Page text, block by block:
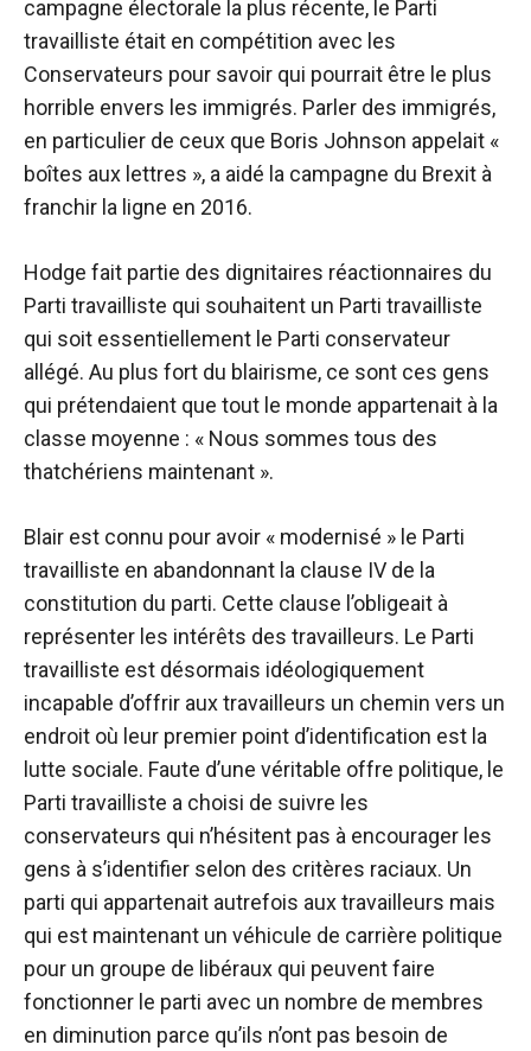
campagne électorale la plus récente, le Parti
travailliste était en compétition avec les
Conservateurs pour savoir qui pourrait être le plus
horrible envers les immigrés. Parler des immigrés,
en particulier de ceux que Boris Johnson appelait «
boîtes aux lettres », a aidé la campagne du Brexit à
franchir la ligne en 2016.
Hodge fait partie des dignitaires réactionnaires du
Parti travailliste qui souhaitent un Parti travailliste
qui soit essentiellement le Parti conservateur
allégé. Au plus fort du blairisme, ce sont ces gens
qui prétendaient que tout le monde appartenait à la
classe moyenne : « Nous sommes tous des
thatchériens maintenant ».
Blair est connu pour avoir « modernisé » le Parti
travailliste en abandonnant la clause IV de la
constitution du parti. Cette clause l’obligeait à
représenter les intérêts des travailleurs. Le Parti
travailliste est désormais idéologiquement
incapable d’offrir aux travailleurs un chemin vers un
endroit où leur premier point d’identification est la
lutte sociale. Faute d’une véritable offre politique, le
Parti travailliste a choisi de suivre les
conservateurs qui n’hésitent pas à encourager les
gens à s’identifier selon des critères raciaux. Un
parti qui appartenait autrefois aux travailleurs mais
qui est maintenant un véhicule de carrière politique
pour un groupe de libéraux qui peuvent faire
fonctionner le parti avec un nombre de membres
en diminution parce qu’ils n’ont pas besoin de